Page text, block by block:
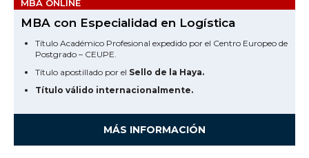
MBA ONLINE
MBA con Especialidad en Logística
Título Académico Profesional expedido por el Centro Europeo de
Postgrado – CEUPE.
Título apostillado por el Sello de la Haya.
Título válido internacionalmente.
MÁS INFORMACIÓN